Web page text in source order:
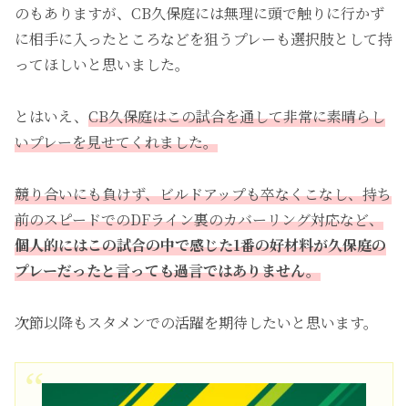
のもありますが、CB久保庭には無理に頭で触りに行かず
に相手に入ったところなどを狙うプレーも選択肢として持
ってほしいと思いました。
とはいえ、 CB久保庭はこの試合を通して非常に素晴らし
いプレーを見せてくれました。
競り合いにも負けず、ビルドアップも卒なくこなし、持ち
前のスピードでのDFライン裏のカバーリング対応など、
個人的にはこの試合の中で感じた1番の好材料が久保庭の
プレーだったと言っても過言ではありません。
次節以降もスタメンでの活躍を期待したいと思います。